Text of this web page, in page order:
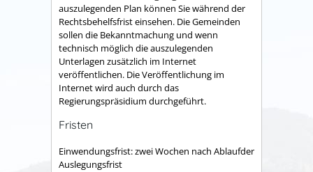
auszulegenden Plan können Sie während der
Rechtsbehelfsfrist einsehen. Die Gemeinden
sollen die Bekanntmachung und wenn
technisch möglich die auszulegenden
Unterlagen zusätzlich im Internet
veröffentlichen. Die Veröffentlichung im
Internet wird auch durch das
Regierungspräsidium durchgeführt.
Fristen
Einwendungsfrist: zwei Wochen nach Ablaufder
Auslegungsfrist